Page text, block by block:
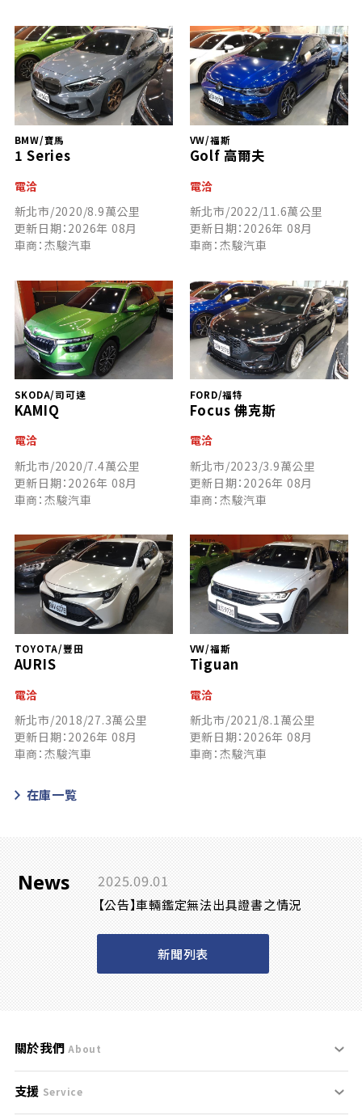
BMW/寶馬
1 Series
電洽
新北市/2020/8.9萬公里
更新日期：2026年 08月
車商：杰駿汽車
VW/福斯
Golf 高爾夫
電洽
新北市/2022/11.6萬公里
更新日期：2026年 08月
車商：杰駿汽車
SKODA/司可達
KAMIQ
電洽
新北市/2020/7.4萬公里
更新日期：2026年 08月
車商：杰駿汽車
FORD/福特
Focus 佛克斯
電洽
新北市/2023/3.9萬公里
更新日期：2026年 08月
車商：杰駿汽車
TOYOTA/豐田
AURIS
電洽
新北市/2018/27.3萬公里
更新日期：2026年 08月
車商：杰駿汽車
VW/福斯
Tiguan
電洽
新北市/2021/8.1萬公里
更新日期：2026年 08月
車商：杰駿汽車
在庫一覧
News 2025.09.01
【公告】車輛鑑定無法出具證書之情況
新聞列表
關於我們 About
刊登規範
支援 Service